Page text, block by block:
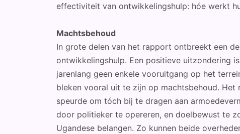
effectiviteit van ontwikkelingshulp: hóe werkt
Machtsbehoud
In grote delen van het rapport ontbreekt een
ontwikkelingshulp. Een positieve uitzondering
jarenlang geen enkele vooruitgang op het
bleken vooral uit te zijn op machtsbehoud.
speurde om tóch bij te dragen aan
door politieker te opereren, en doelbewust te
Ugandese belangen. Zo kunnen beide